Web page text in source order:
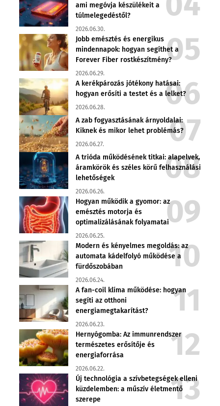
ami megóvja készülékeit a
túlmelegedéstől?
2026.06.30.
Jobb emésztés és energikus
mindennapok: hogyan segíthet a
Forever Fiber rostkészítmény?
2026.06.29.
A kerékpározás jótékony hatásai:
hogyan erősíti a testet és a lelket?
2026.06.28.
A zab fogyasztásának árnyoldalai:
Kiknek és mikor lehet problémás?
2026.06.27.
A trióda működésének titkai: alapelvek,
áramkörök és széles körű felhasználási
lehetőségek
2026.06.26.
Hogyan működik a gyomor: az
emésztés motorja és
optimalizálásának folyamatai
2026.06.25.
Modern és kényelmes megoldás: az
automata kádelfolyó működése a
fürdőszobában
2026.06.24.
A fan-coil klíma működése: hogyan
segíti az otthoni
energiamegtakarítást?
2026.06.23.
Hernyógomba: Az immunrendszer
természetes erősítője és
energiaforrása
2026.06.22.
Új technológia a szívbetegségek elleni
küzdelemben: a műszív életmentő
szerepe